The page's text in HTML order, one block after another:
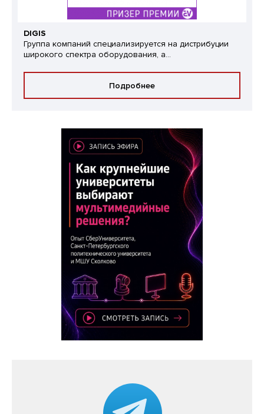
DIGIS
Группа компаний специализируется на дистрибуции
широкого спектра оборудования, а...
Подробнее